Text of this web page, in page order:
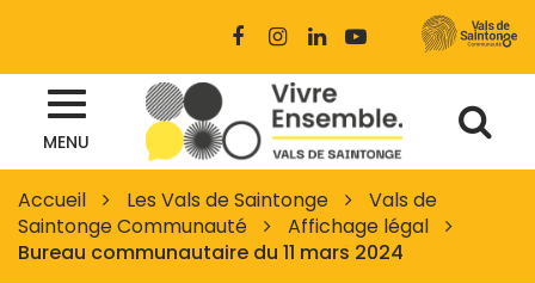
Lien
compte
Facebook
Lien
le
compte
Instagram
Lien
le
compte
Linkedin
chaîne
Youtube
MENU Site
officiel
des
Vals
de
Saintonge
à
Accueil Les Vals de Saintonge
Vals de
Saintonge Communauté
Affichage légal
Bureau communautaire du 11 mars 2024